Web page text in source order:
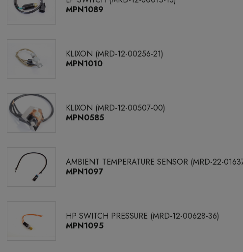
MPN1089
KLIXON (MRD-12-00256-21)
MPN1010
KLIXON (MRD-12-00507-00)
MPN0585
AMBIENT TEMPERATURE SENSOR (MRD-22-
MPN1097
HP SWITCH PRESSURE (MRD-12-00628-36)
MPN1095